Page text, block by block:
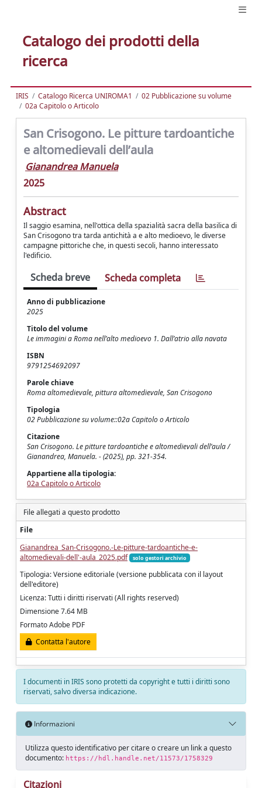
Catalogo dei prodotti della
ricerca
IRIS Catalogo Ricerca UNIROMA1
02 Pubblicazione su volume
02a Capitolo o Articolo
San Crisogono. Le pitture tardoantiche
e altomedievali dell’aula
Gianandrea Manuela
2025
Abstract
Il saggio esamina, nell'ottica della spazialità sacra della basilica di
San Crisogono tra tarda antichità a e alto medioevo, le diverse
campagne pittoriche che, in questi secoli, hanno interessato
l'edificio.
Scheda breve Scheda completa
Anno di pubblicazione
2025
Titolo del volume
Le immagini a Roma nell’alto medioevo 1. Dall’atrio alla navata
ISBN
9791254692097
Parole chiave
Roma altomedievale, pittura altomedievale, San Crisogono
Tipologia
02 Pubblicazione su volume::02a Capitolo o Articolo
Citazione
San Crisogono. Le pitture tardoantiche e altomedievali dell’aula /
Gianandrea, Manuela. - (2025), pp. 321-354.
Appartiene alla tipologia:
02a Capitolo o Articolo
File allegati a questo prodotto
File
Gianandrea_San-Crisogono.-Le-pitture-tardoantiche-e-
altomedievali-dell'-aula_2025.pdf
solo gestori archivio
Tipologia: Versione editoriale (versione pubblicata con il layout
dell'editore)
Licenza: Tutti i diritti riservati (All rights reserved)
Dimensione 7.64 MB
Formato Adobe PDF
Contatta l'autore
I documenti in IRIS sono protetti da copyright e tutti i diritti sono
riservati, salvo diversa indicazione.
Informazioni
Utilizza questo identificativo per citare o creare un link a questo
documento: https://hdl.handle.net/11573/1758329
Citazioni